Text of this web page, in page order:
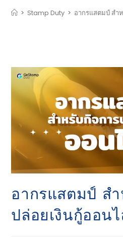
> Stamp Duty > อากรแสตมป์ สำ
อากรแสตมป์ ส
ปล่อยเงินกู้ออน